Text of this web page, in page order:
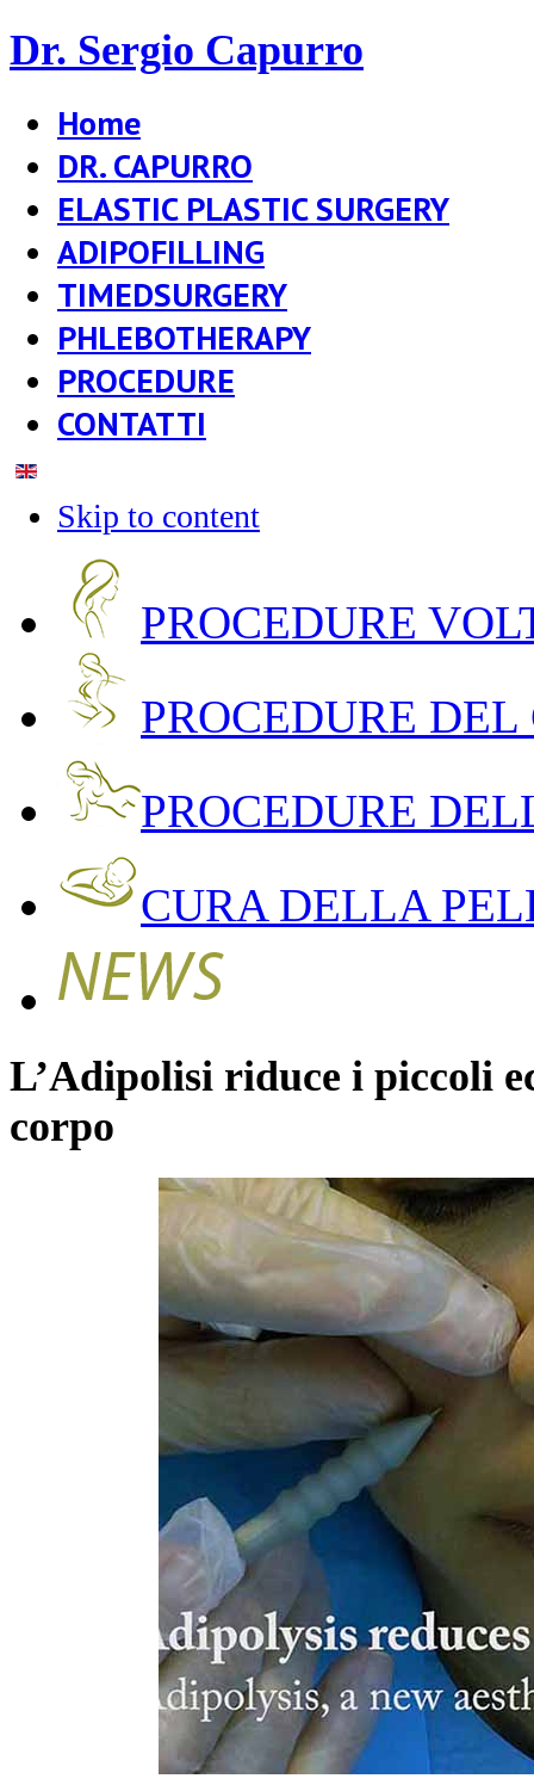
Dr. Sergio Capurro
Home
DR. CAPURRO
ELASTIC PLASTIC SURGERY
ADIPOFILLING
TIMEDSURGERY
PHLEBOTHERAPY
PROCEDURE
CONTATTI
Skip to content
PROCEDURE
PROCEDURE DEL
PROCEDURE
CURA DELLA
L’Adipolisi riduce i piccoli
corpo